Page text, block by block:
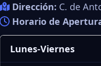
Dirección: C. de
Horario de
Lunes-Viernes